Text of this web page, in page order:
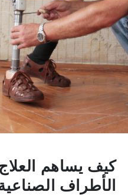
كيف يساهم
الأطراف